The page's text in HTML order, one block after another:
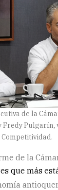
de la
Pulgarín,
de la
que más